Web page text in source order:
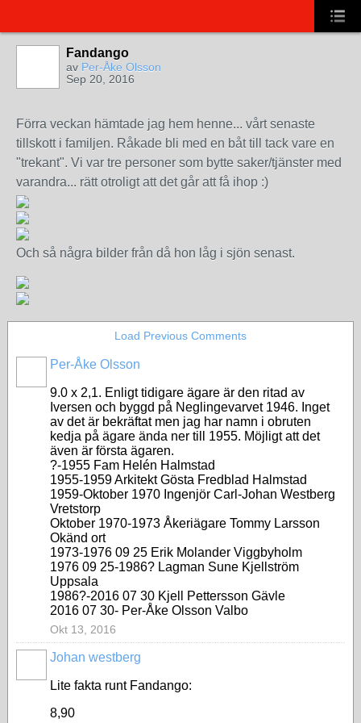
Fandango
av Per-Åke Olsson
Sep 20, 2016
Förra veckan hämtade jag hem henne... vårt senaste
tillskott i familjen. Råkade bli med en båt till tack vare en
"trekant". Vi var tre personer som bytte saker/tjänster med
varandra... rätt otroligt att det går att få ihop :)
Och så några bilder från då hon låg i sjön senast.
Load Previous Comments
Per-Åke Olsson
9.0 x 2,1. Enligt tidigare ägare är den ritad av
Iversen och byggd på Neglingevarvet 1946. Inget
av det är bekräftat men jag har namn i obruten
kedja på ägare ända ner till 1955. Möjligt att det
även är första ägaren.
?-1955 Fam Helén Halmstad
1955-1959 Arkitekt Gösta Fredblad Halmstad
1959-Oktober 1970 Ingenjör Carl-Johan Westberg
Vretstorp
Oktober 1970-1973 Åkeriägare Tommy Larsson
Okänd ort
1973-1976 09 25 Erik Molander Viggbyholm
1976 09 25-1986? Lagman Sune Kjellström
Uppsala
1986?-2016 07 30 Kjell Pettersson Gävle
2016 07 30- Per-Åke Olsson Valbo
Okt 13, 2016
Johan westberg
Lite fakta runt Fandango:
8,90